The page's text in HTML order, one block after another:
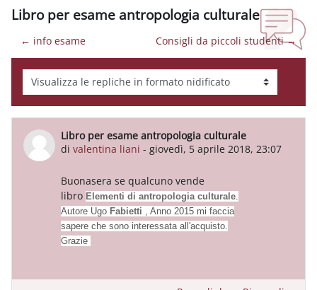
Libro per esame antropologia culturale
← info esame Consigli da piccoli studenti →
Modalità visualizzazione
Libro per esame antropologia culturale
di valentina liani - giovedì, 5 aprile 2018, 23:07
Numero di risposte: 0
Buonasera se qualcuno vende
libro Elementi di antropologia culturale
Autore Ugo Fabietti , Anno 2015 mi faccia
sapere che sono interessata all'acquisto.
Grazie